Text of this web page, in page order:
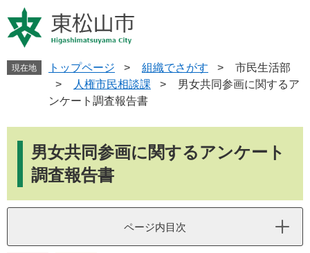
ー
ジ
ニ
ュ
現在地 トップページ > 組織でさがす >
市民生活部
>
人権市民相談課 >
男女共同参画に関するア
ンケート調査報告書
男女共同参画に関するアンケート
調査報告書
ページ内目次